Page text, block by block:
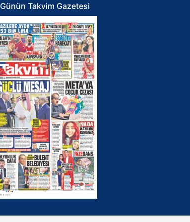
Günün Takvim Gazetesi